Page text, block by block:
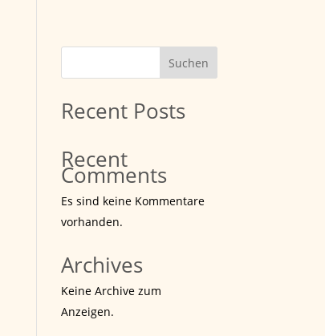
Suchen
Recent Posts
Recent
Comments
Es sind keine Kommentare
vorhanden.
Archives
Keine Archive zum
Anzeigen.